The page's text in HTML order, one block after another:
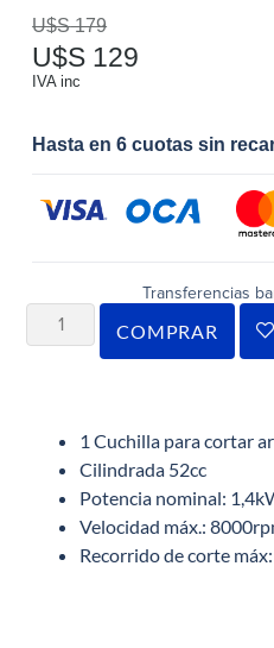
U$S179
U$S 129
IVA inc
Hasta en 6 cuotas sin
Transferencias
COMPRAR
1 Cuchilla para cortar
Cilindrada 52cc
Potencia nominal:
Velocidad máx.:
Recorrido de corte